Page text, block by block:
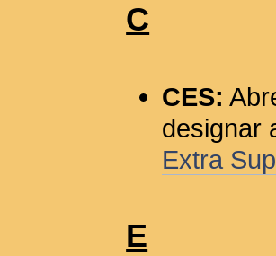
C
CES:
designar
Extra
E